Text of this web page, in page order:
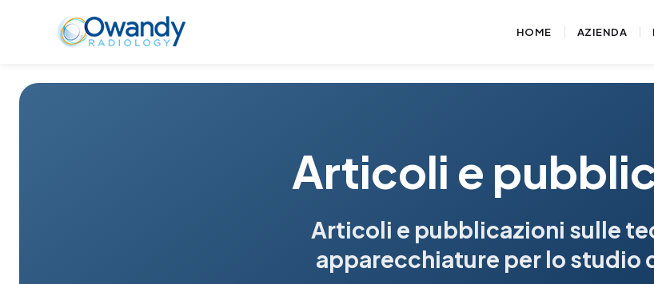
HOME AZIENDA
Articoli e
Articoli e pubblicazioni sulle
apparecchiature per lo studio